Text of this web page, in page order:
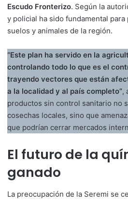
Escudo Fronterizo. Según la
y policial ha sido fundamental
suelos y animales de la región.
“Este plan ha servido en la
controlando todo lo que es el
trayendo vectores que están
a la localidad y al país completo”,
productos sin control sanitario no
cosechas locales, sino que
que podrían cerrar mercados
El futuro de la
ganado
La preocupación de la Seremi se